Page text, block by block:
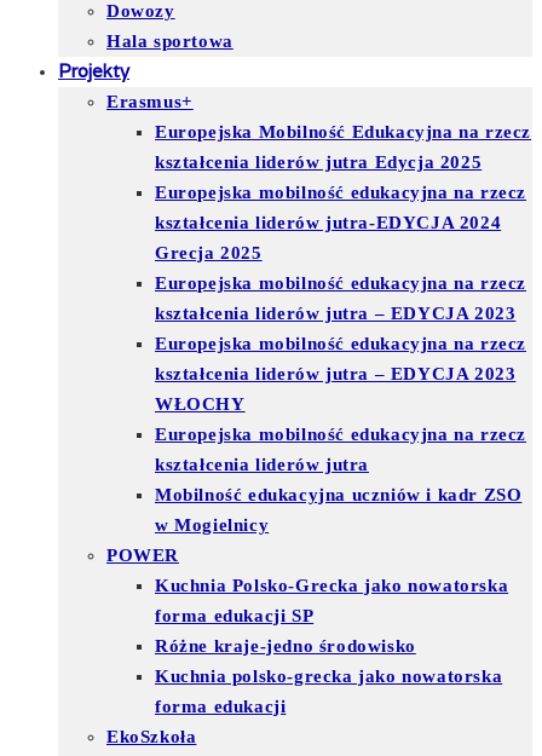
Dowozy
Hala sportowa
Projekty
Erasmus+
Europejska Mobilność Edukacyjna na rzecz
kształcenia liderów jutra Edycja 2025
Europejska mobilność edukacyjna na rzecz
kształcenia liderów jutra-EDYCJA 2024
Grecja 2025
Europejska mobilność edukacyjna na rzecz
kształcenia liderów jutra – EDYCJA 2023
Europejska mobilność edukacyjna na rzecz
kształcenia liderów jutra – EDYCJA 2023
WŁOCHY
Europejska mobilność edukacyjna na rzecz
kształcenia liderów jutra
Mobilność edukacyjna uczniów i kadr ZSO
w Mogielnicy
POWER
Kuchnia Polsko-Grecka jako nowatorska
forma edukacji SP
Różne kraje-jedno środowisko
Kuchnia polsko-grecka jako nowatorska
forma edukacji
EkoSzkoła